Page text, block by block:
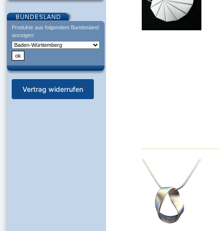
Produkte aus folgendem Bundesland
anzeigen:
Vertrag widerrufen